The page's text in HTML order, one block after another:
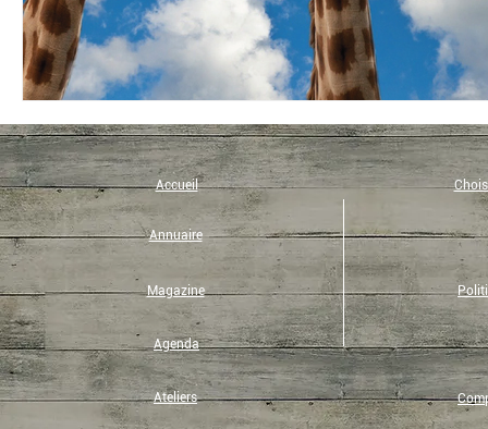
Eveil et Présence Micronutrition Art de vivre
Accueil
Annuaire
Magazine
Agenda
Ateliers